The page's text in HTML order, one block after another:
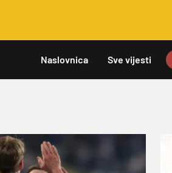
Naslovnica Sve vijesti